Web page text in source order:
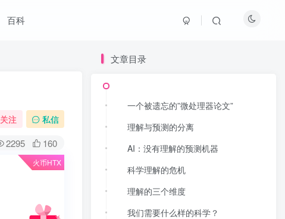
百科
关注 私信
2295 160
火币HTX
文章目录
一个被遗忘的”微处理器论文”
理解与预测的分离
AI：没有理解的预测机器
科学理解的危机
理解的三个维度
我们需要什么样的科学？
文章目录
一个被遗忘的”微处理器论文”
理解与预测的分离
AI：没有理解的预测机器
科学理解的危机
理解的三个维度
我们需要什么样的科学？